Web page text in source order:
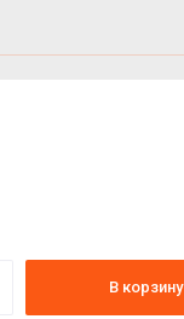
В корзину